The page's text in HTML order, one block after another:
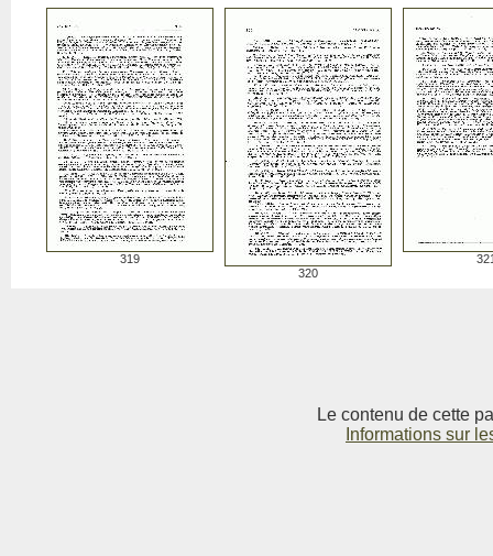
319
320
Le contenu de cette
Informations sur